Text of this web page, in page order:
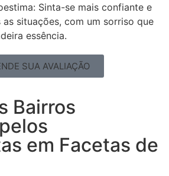
Sinta-se mais confiante e
situações, com um sorriso que
essência.
SUA AVALIAÇÃO
Bairros
em Facetas de